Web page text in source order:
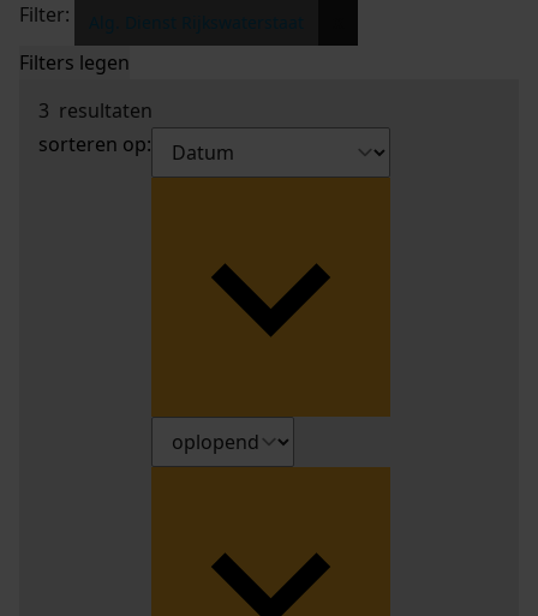
Filter:
Filters legen
3 resultaten
sorteren op: